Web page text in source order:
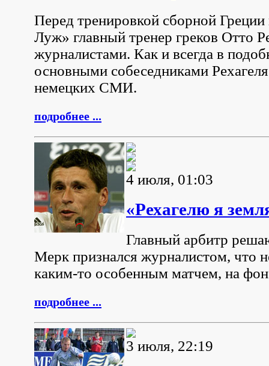
Перед тренировкой сборной Греции
Луж» главный тренер греков Отто
журналистами. Как и всегда в
основными собеседниками
немецких СМИ.
подробнее ...
4 июля, 01:03
«Рехагелю я
Главный арбитр
Мерк признался журналистом, что
каким-то особенным матчем, на
подробнее ...
3 июля, 22:19